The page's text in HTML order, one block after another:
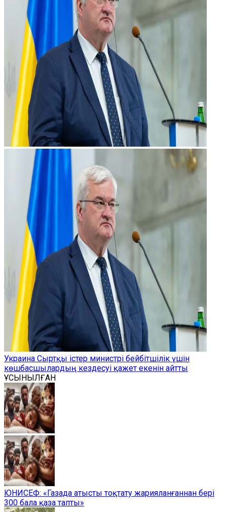
Украина Сыртқы істер министрі бейбітшілік үшін
көшбасшылардың кездесуі қажет екенін айтты
ҰСЫНЫЛҒАН
ЮНИСЕФ: «Газада атысты тоқтату жарияланғаннан бері
300 бала қаза тапты»